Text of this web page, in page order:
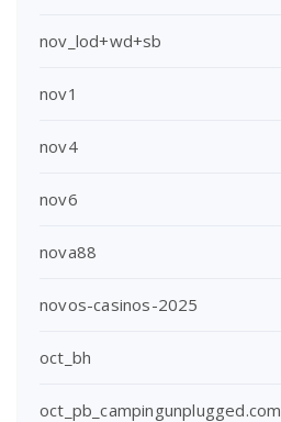
nov_lod+wd+sb
nov1
nov4
nov6
nova88
novos-casinos-2025
oct_bh
oct_pb_campingunplugged.com